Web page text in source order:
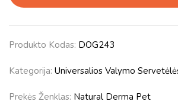
Produkto Kodas: DOG243
Kategorija: Universalios Valymo
Prekės Ženklas: Natural Derma Pet